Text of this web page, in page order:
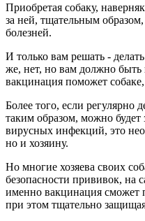
Приобретая собаку,
за ней, тщательным
болезней.
И только вам решать -
же, нет, но вам должно быть
вакцинация поможет
Более того, если регулярно
таким образом, можно будет
вирусных инфекций, это
но и хозяину.
Но многие хозяева своих
безопасности прививок, на
именно вакцинация сможет
при этом тщательно